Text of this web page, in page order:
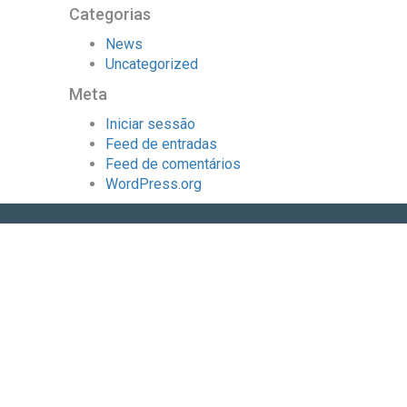
Categorias
News
Uncategorized
Meta
Iniciar sessão
Feed de entradas
Feed de comentários
WordPress.org